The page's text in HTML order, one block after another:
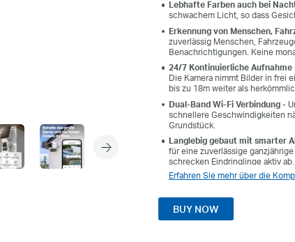
Lebhafte Farben auch bei
schwachem Licht, so dass
Erkennung von Menschen,
zuverlässig Menschen,
Benachrichtigungen. Keine
24/7 Kontinuierliche Aufnahme
Die Kamera nimmt Bilder in frei
bis zu 18m weiter als
Dual-Band Wi-Fi Verbindung -
schnellere Geschwindigkeiten
Grundstück.
Langlebig gebaut mit smarter
für eine zuverlässige
schrecken Eindringlinge aktiv
Erfahren Sie mehr über die
BUY NOW